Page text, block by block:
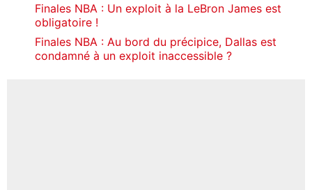
Finales NBA : Un exploit à la LeBron James est
obligatoire !
Finales NBA : Au bord du précipice, Dallas est
condamné à un exploit inaccessible ?